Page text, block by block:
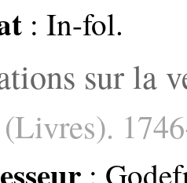
: In-fol.
sur la
: